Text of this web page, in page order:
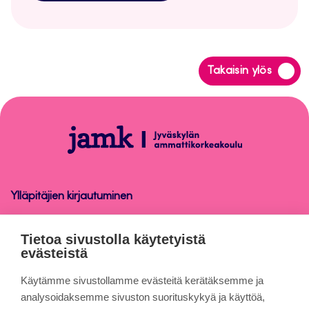
Takaisin ylös
Siirry
takaisin
Ops-
käsikirja
Ylläpitäjien kirjautuminen
Ops-käsikirja
Tietoa sivuista
Tietoa sivustolla käytetyistä
evästeistä
Käytämme sivustollamme evästeitä kerätäksemme ja
analysoidaksemme sivuston suorituskykyä ja käyttöä,